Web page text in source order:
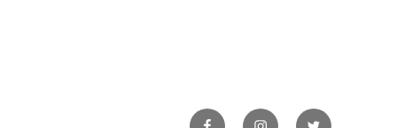
FacebookInstagramTwitter